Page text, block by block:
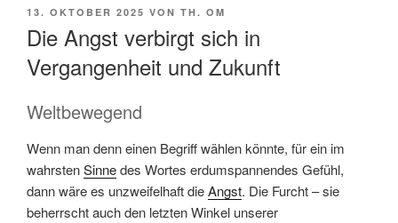
VERÖFFENTLICHT
13. OKTOBER 2025 VON TH. OM
Die Angst verbirgt sich in
Vergangenheit und Zukunft
Weltbewegend
Wenn man denn einen Begriff wählen könnte, für ein im
wahrstenSinnedes Wortes erdumspannendes Gefühl,
dann wäre es unzweifelhaft dieAngst. Die Furcht – sie
beherrscht auch den letzten Winkel unserer